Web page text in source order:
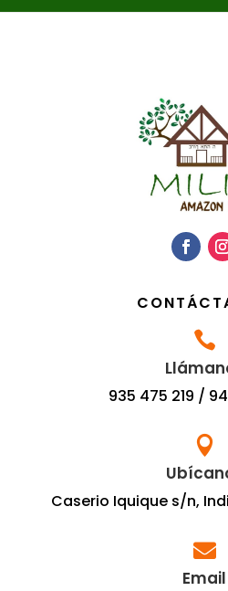

935 475 219 /

Caserio Iquique s/n,

Email